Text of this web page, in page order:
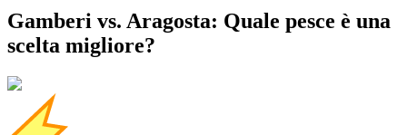
Gamberi vs. Aragosta: Quale pesce è una
scelta migliore?